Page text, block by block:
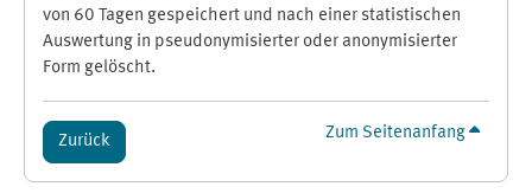
von 60 Tagen gespeichert und nach einer statistischen
Auswertung in pseudonymisierter oder anonymisierter
Form gelöscht.
Zurück Zum Seitenanfang